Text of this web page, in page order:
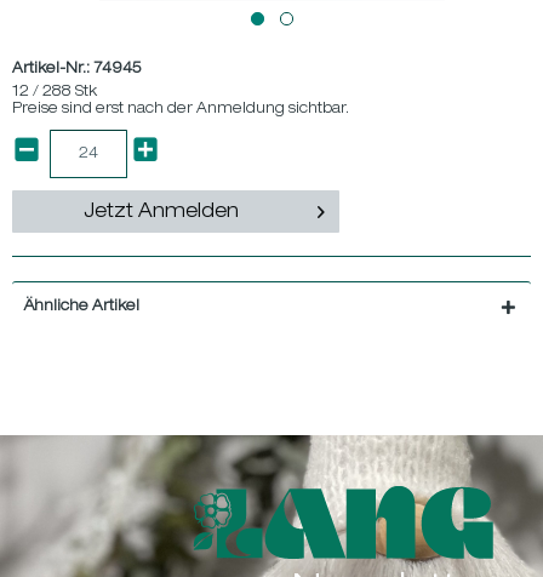
Artikel-Nr.: 74945
12 / 288 Stk
Preise sind erst nach der Anmeldung sichtbar.
Jetzt Anmelden
Ähnliche Artikel